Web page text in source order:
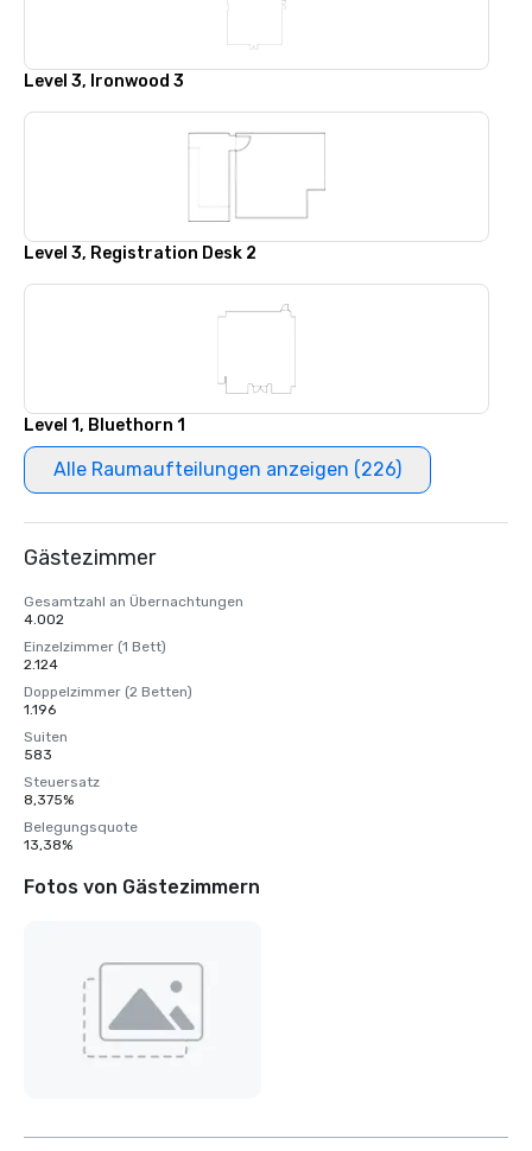
Level 3, Ironwood 3
Level 3, Registration Desk 2
Level 1, Bluethorn 1
Alle Raumaufteilungen anzeigen (226)
Gästezimmer
Gesamtzahl an Übernachtungen
4.002
Einzelzimmer (1 Bett)
2.124
Doppelzimmer (2 Betten)
1.196
Suiten
583
Steuersatz
8,375%
Belegungsquote
13,38%
Fotos von Gästezimmern